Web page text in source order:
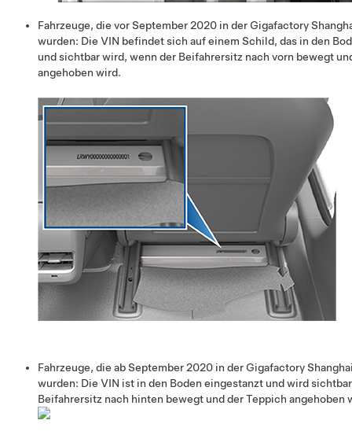
Fahrzeuge, die vor September 2020 in der Gigafactory
wurden: Die VIN befindet sich auf einem Schild, das in den
und sichtbar wird, wenn der Beifahrersitz nach vorn bewegt
angehoben wird.
Fahrzeuge, die ab September 2020 in der Gigafactory
wurden: Die VIN ist in den Boden eingestanzt und wird
Beifahrersitz nach hinten bewegt und der Teppich angehoben